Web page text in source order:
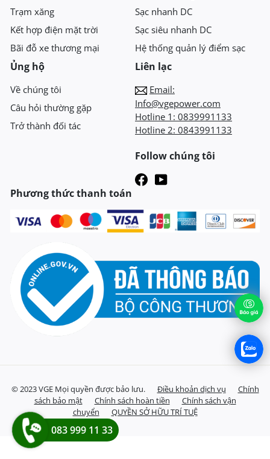
Trạm xăng
Kết hợp điện mặt trời
Bãi đỗ xe thương mại
Sạc nhanh DC
Sạc siêu nhanh DC
Hệ thống quản lý điểm sạc
Ủng hộ
Về chúng tôi
Câu hỏi thường gặp
Trở thành đối tác
Liên lạc
Email:
Info@vgepower.com
Hotline 1: 0839991133
Hotline 2: 0843991133
Follow chúng tôi
Phương thức thanh toán
© 2023 VGE Mọi quyền được bảo lưu. Điều khoản dịch vụ
Chính
sách bảo mật
Chính sách hoàn tiền
Chính sách vận
chuyển
QUYỀN SỞ HỮU TRÍ TUỆ
083 999 11 33